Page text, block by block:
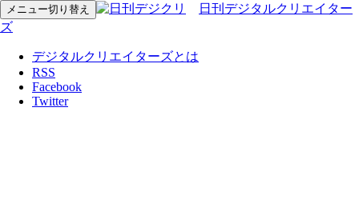
メニュー切り替え
日刊デジタルクリエイター
ズ
デジタルクリエイターズとは
RSS
Facebook
Twitter